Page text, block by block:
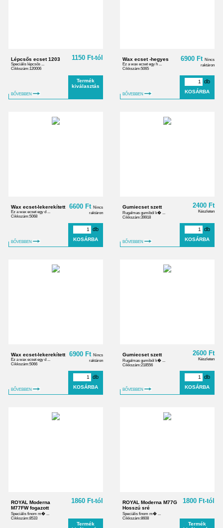
Lépcsős ecset 1203
Speciális lépcsős ...
Cikkszám:120006
BŐVEBBEN
1150 Ft-tól
Termék
kiválasztás
Wax ecset -hegyes
Ez a wax ecset egy h ...
Cikkszám:5065
BŐVEBBEN
6900 Ft Nincs
raktáron
db
Wax ecset-lekerekített
Ez a wax ecset egy d ...
Cikkszám:5068
BŐVEBBEN
6600 Ft Nincs
raktáron
db
Gumiecset szett
Rugalmas gumiból k� ...
Cikkszám:39918
BŐVEBBEN
2400 Ft
Készleten
db
Wax ecset-lekerekített
Ez a wax ecset egy d ...
Cikkszám:5066
BŐVEBBEN
6900 Ft Nincs
raktáron
db
Gumiecset szett
Rugalmas gumiból k� ...
Cikkszám:218556
BŐVEBBEN
2600 Ft
Készleten
db
ROYAL Moderna
M77FW fogazott
Speciális finom m� ...
Cikkszám:8533
1860 Ft-tól
Termék
ROYAL Moderna M77G
Hosszú sré
Speciális finom m� ...
Cikkszám:8608
1800 Ft-tól
Termék